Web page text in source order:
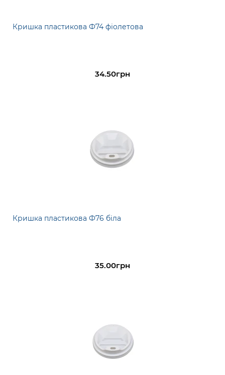
Кришка пластикова Ф74 фіолетова
34.50грн
Кришка пластикова Ф76 біла
35.00грн